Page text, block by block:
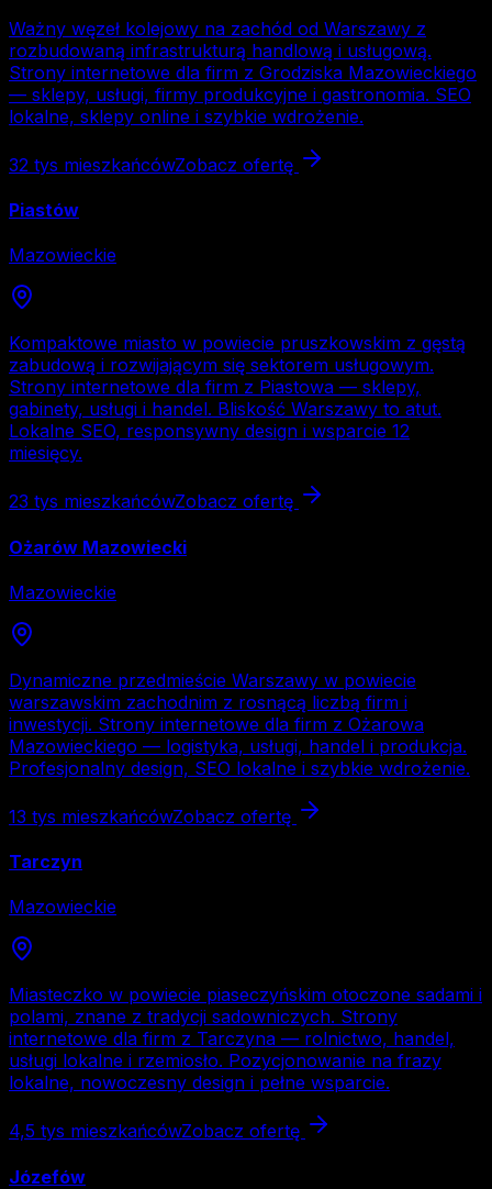
Ważny węzeł kolejowy na zachód od Warszawy z
rozbudowaną infrastrukturą handlową i usługową.
Strony internetowe dla firm z Grodziska Mazowieckiego
— sklepy, usługi, firmy produkcyjne i gastronomia. SEO
lokalne, sklepy online i szybkie wdrożenie.
32 tys mieszkańcówZobacz ofertę
Piastów
Mazowieckie
Kompaktowe miasto w powiecie pruszkowskim z gęstą
zabudową i rozwijającym się sektorem usługowym.
Strony internetowe dla firm z Piastowa — sklepy,
gabinety, usługi i handel. Bliskość Warszawy to atut.
Lokalne SEO, responsywny design i wsparcie 12
miesięcy.
23 tys mieszkańcówZobacz ofertę
Ożarów Mazowiecki
Mazowieckie
Dynamiczne przedmieście Warszawy w powiecie
warszawskim zachodnim z rosnącą liczbą firm i
inwestycji. Strony internetowe dla firm z Ożarowa
Mazowieckiego — logistyka, usługi, handel i produkcja.
Profesjonalny design, SEO lokalne i szybkie wdrożenie.
13 tys mieszkańcówZobacz ofertę
Tarczyn
Mazowieckie
Miasteczko w powiecie piaseczyńskim otoczone sadami i
polami, znane z tradycji sadowniczych. Strony
internetowe dla firm z Tarczyna — rolnictwo, handel,
usługi lokalne i rzemiosło. Pozycjonowanie na frazy
lokalne, nowoczesny design i pełne wsparcie.
4,5 tys mieszkańcówZobacz ofertę
Józefów